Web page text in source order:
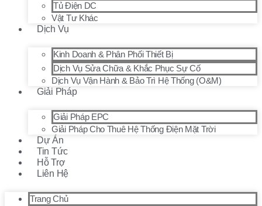
Tủ Điện DC
Vật Tư Khác
Dịch Vụ
Kinh Doanh & Phân Phối Thiết Bị
Dịch Vụ Sửa Chữa & Khắc Phục Sự Cố
Dịch Vụ Vận Hành & Bảo Trì Hệ Thống (O&M)
Giải Pháp
Giải Pháp EPC
Giải Pháp Cho Thuê Hệ Thống Điện Mặt Trời
Dự Án
Tin Tức
Hỗ Trợ
Liên Hệ
Trang Chủ